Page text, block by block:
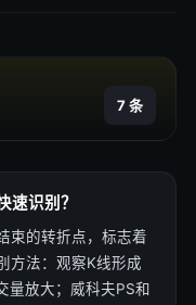
7 条
识别？
束的转折点，标志着
方法：观察K线形成
量放大；威科夫PS和